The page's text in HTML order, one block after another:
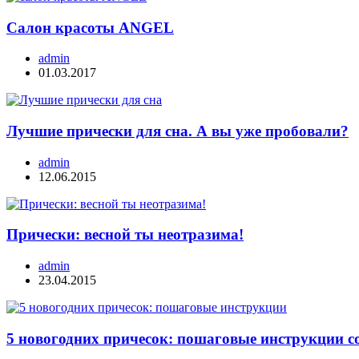
Салон красоты ANGEL
admin
01.03.2017
Лучшие прически для сна. А вы уже пробовали?
admin
12.06.2015
Прически: весной ты неотразима!
admin
23.04.2015
5 новогодних причесок: пошаговые инструкции